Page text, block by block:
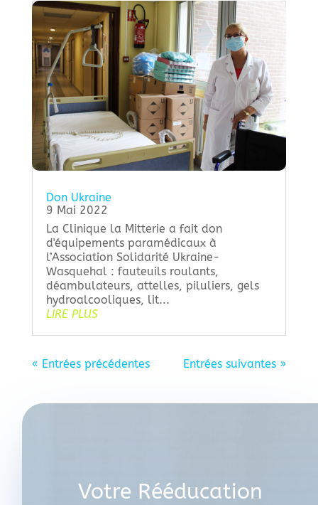
Don Ukraine
9 Mai 2022
La Clinique la Mitterie a fait don
d'équipements paramédicaux à
l’Association Solidarité Ukraine-
Wasquehal : fauteuils roulants,
déambulateurs, attelles, piluliers, gels
hydroalcooliques, lit...
LIRE PLUS
« Entrées précédentes Entrées suivantes »
Votre Rééducation